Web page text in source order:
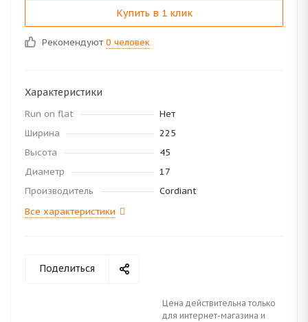
Купить в 1 клик
Рекомендуют 0 человек
Характеристики
Run on flat
Нет
Ширина
225
Высота
45
Диаметр
17
Производитель
Cordiant
Все характеристики
Поделиться
Цена действительна только
для интернет-магазина и